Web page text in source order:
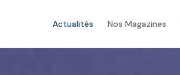
Actualités Nos Magazines